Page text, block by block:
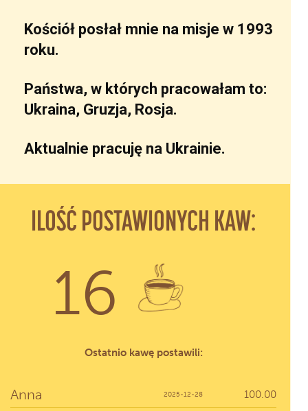
Kościół posłał mnie na misje w 1993
roku.
Państwa, w których pracowałam to:
Ukraina, Gruzja, Rosja.
Aktualnie pracuję na Ukrainie.
ILOŚĆ POSTAWIONYCH KAW:
16
Ostatnio kawę postawili:
Anna 2025-12-28 100.00